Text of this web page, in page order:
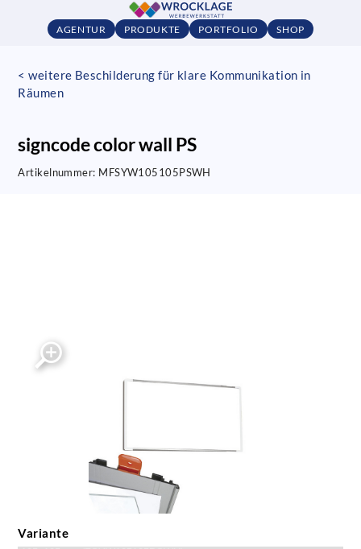
AGENTUR PRODUKTE PORTFOLIO SHOP
< weitere Beschilderung für klare Kommunikation in
Räumen
signcode color wall PS
Artikelnummer: MFSYW105105PSWH
Variante